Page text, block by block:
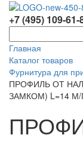
+7 (495) 109-61-
Главная
Каталог товаров
Фурнитура для
ПРОФИЛЬ ОТ
ЗАМКОМ) L=14 М/